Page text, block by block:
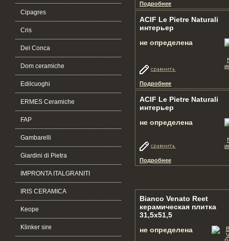
Cipagres
Cris
Del Conca
Dom ceramiche
Edilcuoghi
ERMES Ceramiche
FAP
Gambarelli
Giardini di Pietra
IMPRONTA ITALGRANITI
IRIS CERAMICA
Keope
Klinker sire
Подробнее
ACIF Le Pietre Naturali
интерьер
не определена
Подробнее
ACIF Le Pietre Naturali
интерьер
не определена
Подробнее
Bianco Venato Reet
керамическая плитка
31,5х51,5
не определена